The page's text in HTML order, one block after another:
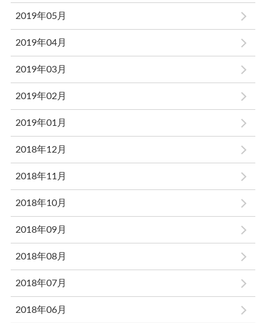
2019年05月
2019年04月
2019年03月
2019年02月
2019年01月
2018年12月
2018年11月
2018年10月
2018年09月
2018年08月
2018年07月
2018年06月